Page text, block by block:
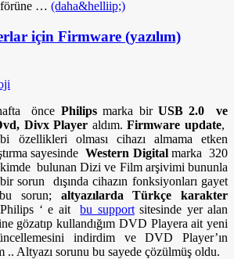
… (daha&helliip;)
için Firmware (yazılım)
önce Philipsmarka bir USB 2.0 ve
Divx Player aldım.Firmware update,
özellikleri olması cihazı almama etken
sayesindeWestern Digitalmarka 320
bulunan Dizi ve Film arşivimi bununla
sorun dışında cihazın fonksiyonları gayet
bu sorun; altyazılarda Türkçe karakter
Philips ‘ e aitbu supportsitesinde yer alan
gözatıp kullandığım DVD Playera ait yeni
indirdim ve DVD Player’ın
.. Altyazı sorunu bu sayede çözülmüş oldu.